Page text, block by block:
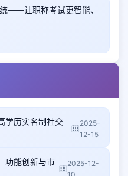
——让职称考试更智能、
学历实名制社交
2025-
12-15
功能创新与市
2025-12-